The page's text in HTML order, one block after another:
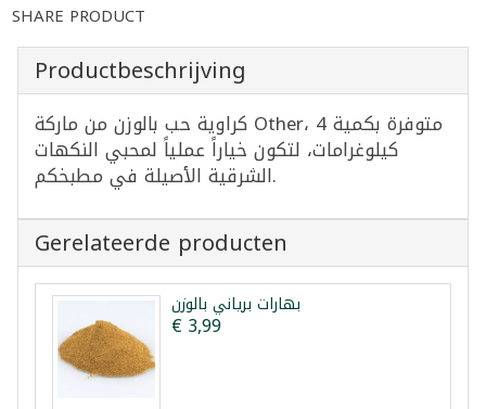
SHARE PRODUCT
Productbeschrijving
كراوية حب بالوزن من ماركة Other، متوفرة بكمية 4
كيلوغرامات، لتكون خياراً عملياً لمحبي النكهات
الشرقية الأصيلة في مطبخكم.
Gerelateerde producten
بهارات برياني بالوزن
€ 3,99